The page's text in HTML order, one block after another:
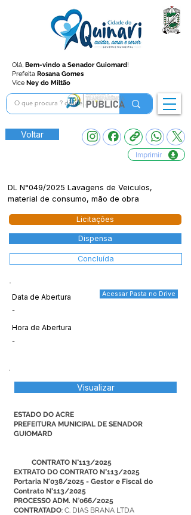
Olá, Bem-vindo a Senador Guiomard!
Prefeita Rosana Gomes
Vice Ney do Miltão
Voltar
Imprimir
DL N°049/2025 Lavagens de Veiculos,
material de consumo, mão de obra
Licitações
Dispensa
Concluída
Data de Abertura Acessar Pasta no Drive
-
Hora de Abertura
-
Visualizar
ESTADO DO ACRE
PREFEITURA MUNICIPAL DE SENADOR
GUIOMARD​​​​​​
CONTRATO N°113/2025
EXTRATO DO CONTRATO N°113/2025
Portaria N°038/2025 - Gestor e Fiscal do
Contrato N°113/2025
PROCESSO ADM. N°066/2025
CONTRATADO: C. DIAS BRANA LTDA